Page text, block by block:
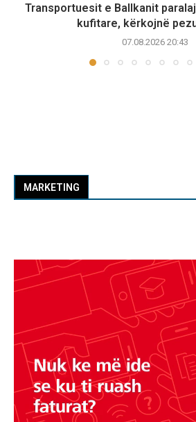
Transportuesit e Ballkanit
kufitare, kërkojnë
07.08.2026 20:43
MARKETING